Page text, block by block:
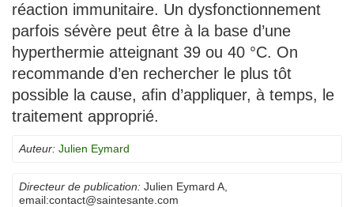
réaction immunitaire. Un dysfonctionnement
parfois sévère peut être à la base d’une
hyperthermie atteignant 39 ou 40 °C. On
recommande d’en rechercher le plus tôt
possible la cause, afin d’appliquer, à temps, le
traitement approprié.
Auteur: Julien Eymard
Directeur de publication: Julien Eymard A
email:contact@saintesante.com